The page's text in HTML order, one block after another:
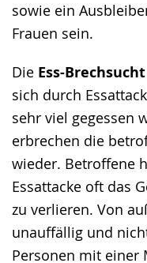
sowie ein
Frauen sein.
Die Ess-
sich durch
sehr viel gegessen
erbrechen die
wieder. Betroffene
Essattacke oft das
zu verlieren. Von
unauffällig und
Personen mit einer